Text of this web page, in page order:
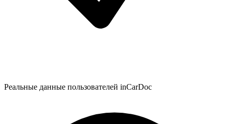
Реальные данные пользователей inCarDoc